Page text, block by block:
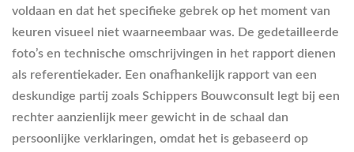
voldaan en dat het specifieke gebrek op het moment van
keuren visueel niet waarneembaar was. De gedetailleerde
foto’s en technische omschrijvingen in het rapport dienen
als referentiekader. Een onafhankelijk rapport van een
deskundige partij zoals Schippers Bouwconsult legt bij een
rechter aanzienlijk meer gewicht in de schaal dan
persoonlijke verklaringen, omdat het is gebaseerd op